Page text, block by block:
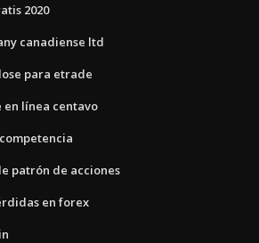
2020
canadiense ltd
para etrade
en línea centavo
patrón de acciones
en forex